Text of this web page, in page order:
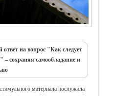
на вопрос "Как следует
– сохраняя самообладание и
материала послужила